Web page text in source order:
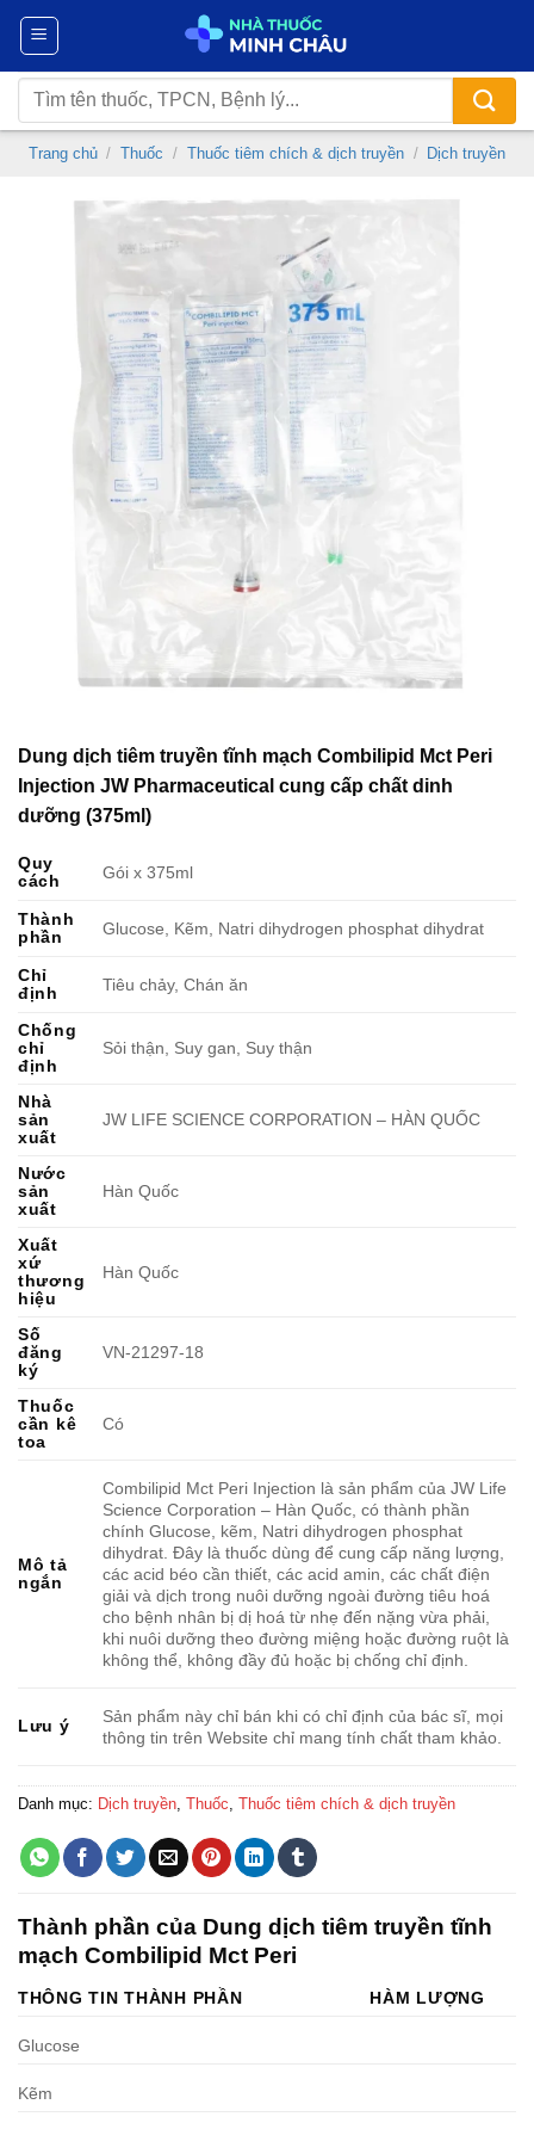
Chuyển
nội
dung
Tìm
kiếm:
Trang chủ / Thuốc / Thuốc tiêm chích & dịch truyền / Dịch truyền
Dung dịch tiêm truyền tĩnh mạch Combilipid Mct Peri
Injection JW Pharmaceutical cung cấp chất dinh
dưỡng (375ml)
Quy
cách
Gói x 375ml
Thành
phần
Glucose, Kẽm, Natri dihydrogen phosphat dihydrat
Chỉ
định
Tiêu chảy, Chán ăn
Chống
chỉ
định
Sỏi thận, Suy gan, Suy thận
Nhà
sản
xuất
JW LIFE SCIENCE CORPORATION – HÀN QUỐC
Nước
sản
xuất
Hàn Quốc
Xuất
xứ
thương
hiệu
Hàn Quốc
Số
đăng
ký
VN-21297-18
Thuốc
cần kê
toa
Có
Mô tả
ngắn
Combilipid Mct Peri Injection là sản phẩm của JW Life
Science Corporation – Hàn Quốc, có thành phần
chính Glucose, kẽm, Natri dihydrogen phosphat
dihydrat. Đây là thuốc dùng để cung cấp năng lượng,
các acid béo cần thiết, các acid amin, các chất điện
giải và dịch trong nuôi dưỡng ngoài đường tiêu hoá
cho bệnh nhân bị dị hoá từ nhẹ đến nặng vừa phải,
khi nuôi dưỡng theo đường miệng hoặc đường ruột là
không thể, không đầy đủ hoặc bị chống chỉ định.
Lưu ý
Sản phẩm này chỉ bán khi có chỉ định của bác sĩ, mọi
thông tin trên Website chỉ mang tính chất tham khảo.
Danh mục: Dịch truyền Thuốc Thuốc tiêm chích & dịch truyền
Thành phần của Dung dịch tiêm truyền tĩnh
mạch Combilipid Mct Peri
THÔNG TIN THÀNH PHẦN HÀM LƯỢNG
Glucose
Kẽm